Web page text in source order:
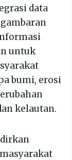
data
untuk
bumi, erosi
kelautan.